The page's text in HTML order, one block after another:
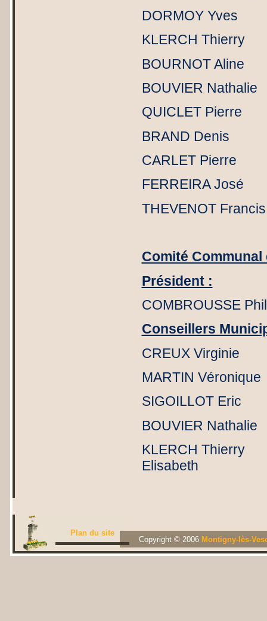
DORMOY
KLERCH
BOURNOT
QUICLET
BRAND
FERREIRA
THEVENOT
Comité
Président :
COMBROUSSE
Conseillers
MARTIN
BOUVIER
KLERCH
Elisabeth
Plan du site
Copyright © 2006 Montigny-lès-